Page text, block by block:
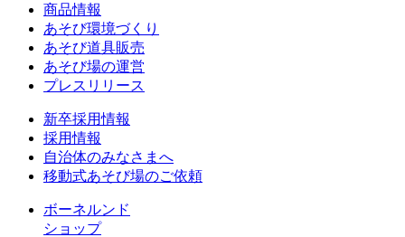
商品情報
あそび環境づくり
あそび道具販売
あそび場の運営
プレスリリース
新卒採用情報
採用情報
自治体のみなさまへ
移動式あそび場のご依頼
ボーネルンド
ショップ